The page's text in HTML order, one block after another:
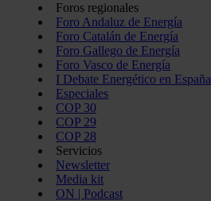
Foros regionales
Foro Andaluz de Energía
Foro Catalán de Energía
Foro Gallego de Energía
Foro Vasco de Energía
I Debate Energético en España
Especiales
COP 30
COP 29
COP 28
Servicios
Newsletter
Media kit
ON | Podcast